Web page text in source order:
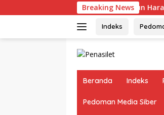
ke
Breaking News
Muba Bangun Harapan Baru,
Indeks
Beranda Indeks
Pedoman Media Siber